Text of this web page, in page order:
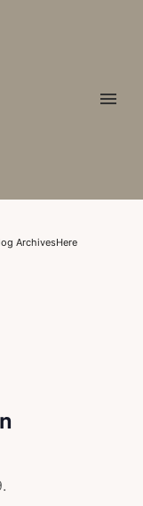
ArchivesHere